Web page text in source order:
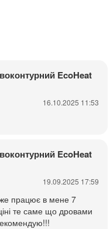
EcoHeat
16.10.2025 11:53
EcoHeat
19.09.2025 17:59
працює в мене 7
те саме що дровами